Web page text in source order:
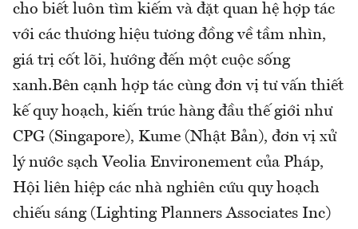
cho biết luôn tìm kiếm và đặt quan hệ hợp tác
với các thương hiệu tương đồng về tầm nhìn,
giá trị cốt lõi, hướng đến một cuộc sống
xanh.Bên cạnh hợp tác cùng đơn vị tư vấn thiết
kế quy hoạch, kiến trúc hàng đầu thế giới như
CPG (Singapore), Kume (Nhật Bản), đơn vị xử
lý nước sạch Veolia Environement của Pháp,
Hội liên hiệp các nhà nghiên cứu quy hoạch
chiếu sáng (Lighting Planners Associates Inc)